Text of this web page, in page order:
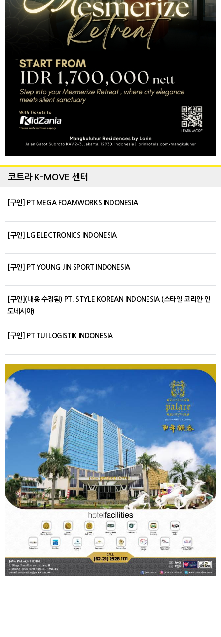
코트라 K-MOVE 센터
[구인] PT MEGA FOAMWORKS INDONESIA
[구인] LG ELECTRONICS INDONESIA
[구인] PT YOUNG JIN SPORT INDONESIA
[구인](내용 수정됨) PT. STYLE KOREAN INDONESIA (스타일 코리안 인
도네시아)
[구인] PT TUI LOGISTIK INDONESIA